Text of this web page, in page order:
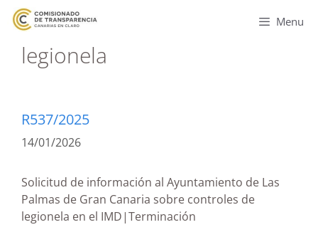
Menu
legionela
R537/2025
14/01/2026
Solicitud de información al Ayuntamiento de Las
Palmas de Gran Canaria sobre controles de
legionela en el IMD|Terminación